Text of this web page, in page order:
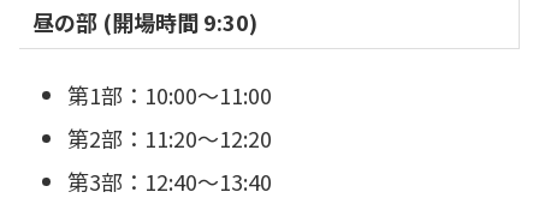
昼の部 (開場時間 9:30)
第1部：10:00〜11:00
第2部：11:20〜12:20
第3部：12:40〜13:40